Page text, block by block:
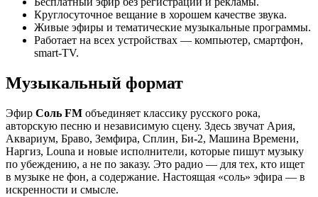
Круглосуточное вещание в хорошем качестве звука.
Живые эфиры и тематические музыкальные программы.
Работает на всех устройствах — компьютер, смартфон,
smart-TV.
Музыкальный формат
Эфир Соль FM объединяет классику русского рока,
авторскую песню и независимую сцену. Здесь звучат Ария,
Аквариум, Браво, Земфира, Сплин, Би-2, Машина Времени,
Наргиз, Louna и новые исполнители, которые пишут музыку
по убеждению, а не по заказу. Это радио — для тех, кто ищет
в музыке не фон, а содержание. Настоящая «соль» эфира — в
искренности и смысле.